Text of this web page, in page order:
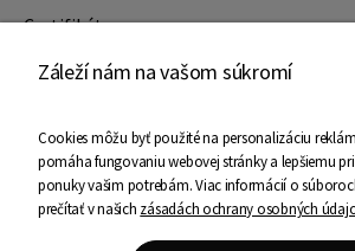
Certifikáty
Copyright © 2025 Ami Nábytok - Všetky práva
Záleží nám na vašom súkromí
Cookies môžu byť použité na personalizáciu
pomáha fungovaniu webovej stránky a lepšiemu
ponuky vašim potrebám. Viac informácií o
prečítať v našich zásadách ochrany osobných